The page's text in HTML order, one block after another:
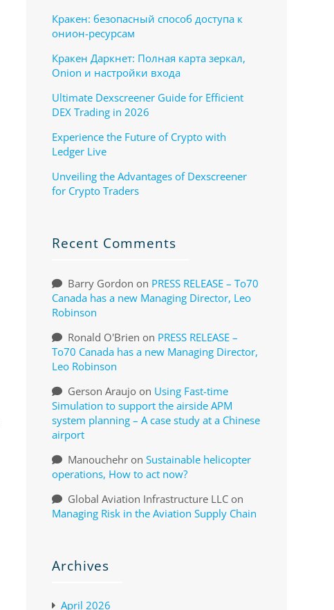
Кракен: безопасный способ доступа к
онион-ресурсам
Кракен Даркнет: Полная карта зеркал,
Onion и настройки входа
Ultimate Dexscreener Guide for Efficient
DEX Trading in 2026
Experience the Future of Crypto with
Ledger Live
Unveiling the Advantages of Dexscreener
for Crypto Traders
Recent Comments
Barry Gordon on PRESS RELEASE – To70
Canada has a new Managing Director, Leo
Robinson
Ronald O'Brien on PRESS RELEASE –
To70 Canada has a new Managing Director,
Leo Robinson
Gerson Araujoon Using Fast-time
Simulation to support the airside APM
system planning – A case study at a Chinese
airport
Manouchehron Sustainable helicopter
operations, How to act now?
Global Aviation Infrastructure LLCon
Managing Risk in the Aviation Supply Chain
Archives
April 2026